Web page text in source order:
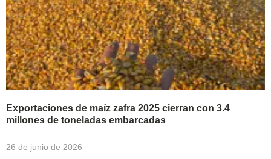
Exportaciones de maíz zafra 2025 cierran con 3.4
millones de toneladas embarcadas
26 de junio de 2026